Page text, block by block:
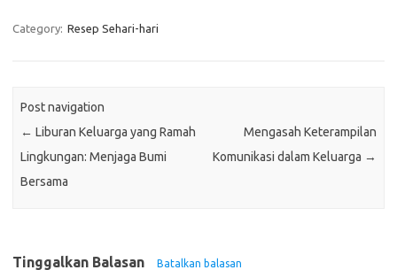
Category: Resep Sehari-hari
Post navigation
← Liburan Keluarga yang Ramah
Lingkungan: Menjaga Bumi
Bersama
Mengasah Keterampilan
Komunikasi dalam Keluarga →
Tinggalkan Balasan Batalkan balasan